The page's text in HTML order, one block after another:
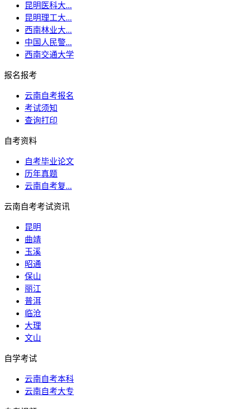
昆明医科大...
昆明理工大...
西南林业大...
中国人民警...
西南交通大学
报名报考
云南自考报名
考试须知
查询打印
自考资料
自考毕业论文
历年真题
云南自考复...
云南自考考试资讯
昆明
曲靖
玉溪
昭通
保山
丽江
普洱
临沧
大理
文山
自学考试
云南自考本科
云南自考大专